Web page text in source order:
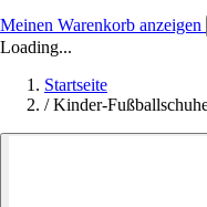
Meinen Warenkorb anzeigen
Loading...
Startseite
/ Kinder-